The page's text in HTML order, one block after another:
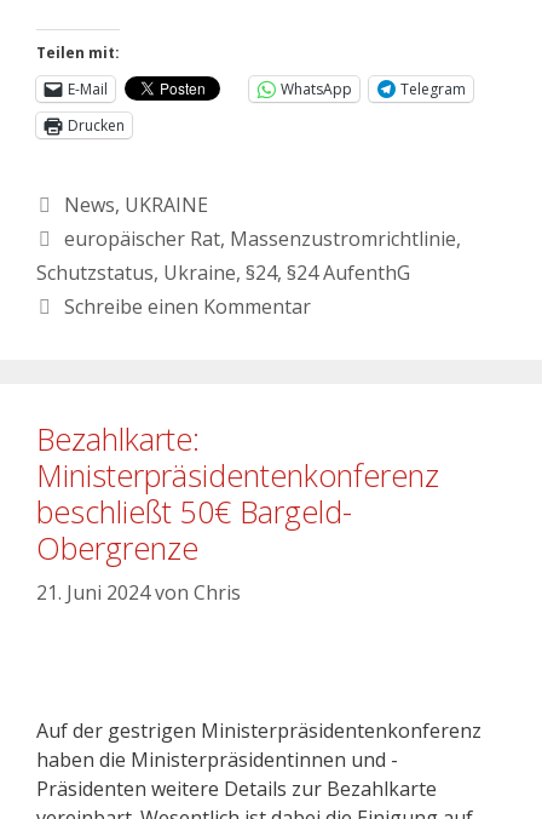
Teilen mit:
E-Mail
WhatsApp
Telegram
Drucken
News, UKRAINE
europäischer Rat, Massenzustromrichtlinie,
Schutzstatus, Ukraine, §24, §24 AufenthG
Schreibe einen Kommentar
Bezahlkarte:
Ministerpräsidentenkonferenz
beschließt 50€ Bargeld-
Obergrenze
21. Juni 2024von Chris
Auf der gestrigen Ministerpräsidentenkonferenz
haben die Ministerpräsidentinnen und -
Präsidenten weitere Details zur Bezahlkarte